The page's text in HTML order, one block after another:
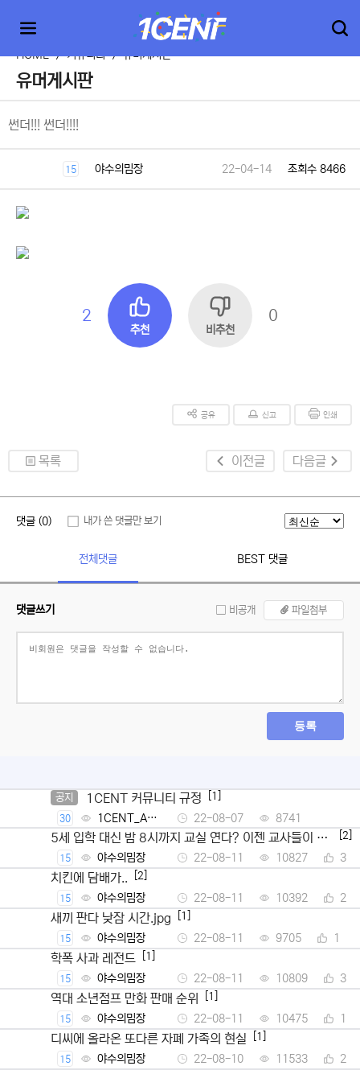
HOME > 커뮤니티 > 유머게시판
유머게시판
썬더!!! 썬더!!!!
15 야수의밈장 22-04-14 조회수 8466
2
추천 비추천
0
공유 신고 인쇄
목록 이전글 다음글
댓글 (0) 내가 쓴 댓글만 보기
전체댓글 BEST 댓글
댓글쓰기 비공개 파일첨부
등록
공지 1CENT 커뮤니티 규정 [1]
30
1CENT_Ad
min
22-08-07 8741
5세 입학 대신 밤 8시까지 교실 연다? 이젠 교사들이 뿔
났다
[2]
15 야수의밈장 22-08-11 10827 3
치킨에 담배가.. [2]
15 야수의밈장 22-08-11 10392 2
새끼 판다 낮잠 시간.jpg [1]
15 야수의밈장 22-08-11 9705 1
학폭 사과 레전드 [1]
15 야수의밈장 22-08-11 10809 3
역대 소년점프 만화 판매 순위 [1]
15 야수의밈장 22-08-11 10475 1
디씨에 올라온 또다른 자폐 가족의 현실 [1]
15 야수의밈장 22-08-10 11533 2